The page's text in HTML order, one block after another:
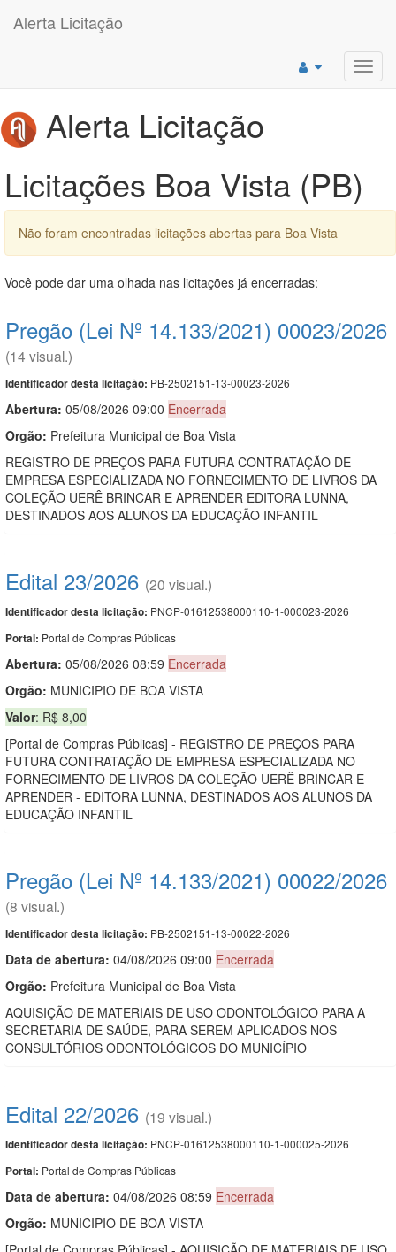
Alerta Licitação
Alerta Licitação
Licitações Boa Vista (PB)
Não foram encontradas licitações abertas para Boa Vista
Você pode dar uma olhada nas licitações já encerradas:
Pregão (Lei Nº 14.133/2021) 00023/2026
(14 visual.)
Identificador desta licitação: PB-2502151-13-00023-2026
Abertura: 05/08/2026 09:00 Encerrada
Orgão: Prefeitura Municipal de Boa Vista
REGISTRO DE PREÇOS PARA FUTURA CONTRATAÇÃO DE
EMPRESA ESPECIALIZADA NO FORNECIMENTO DE LIVROS DA
COLEÇÃO UERÊ BRINCAR E APRENDER EDITORA LUNNA,
DESTINADOS AOS ALUNOS DA EDUCAÇÃO INFANTIL
Edital 23/2026 (20 visual.)
Identificador desta licitação: PNCP-01612538000110-1-000023-2026
Portal: Portal de Compras Públicas
Abertura: 05/08/2026 08:59 Encerrada
Orgão: MUNICIPIO DE BOA VISTA
Valor: R$ 8,00
[Portal de Compras Públicas] - REGISTRO DE PREÇOS PARA
FUTURA CONTRATAÇÃO DE EMPRESA ESPECIALIZADA NO
FORNECIMENTO DE LIVROS DA COLEÇÃO UERÊ BRINCAR E
APRENDER - EDITORA LUNNA, DESTINADOS AOS ALUNOS DA
EDUCAÇÃO INFANTIL
Pregão (Lei Nº 14.133/2021) 00022/2026
(8 visual.)
Identificador desta licitação: PB-2502151-13-00022-2026
Data de abertura: 04/08/2026 09:00 Encerrada
Orgão: Prefeitura Municipal de Boa Vista
AQUISIÇÃO DE MATERIAIS DE USO ODONTOLÓGICO PARA A
SECRETARIA DE SAÚDE, PARA SEREM APLICADOS NOS
CONSULTÓRIOS ODONTOLÓGICOS DO MUNICÍPIO
Edital 22/2026 (19 visual.)
Identificador desta licitação: PNCP-01612538000110-1-000025-2026
Portal: Portal de Compras Públicas
Data de abertura: 04/08/2026 08:59 Encerrada
Orgão: MUNICIPIO DE BOA VISTA